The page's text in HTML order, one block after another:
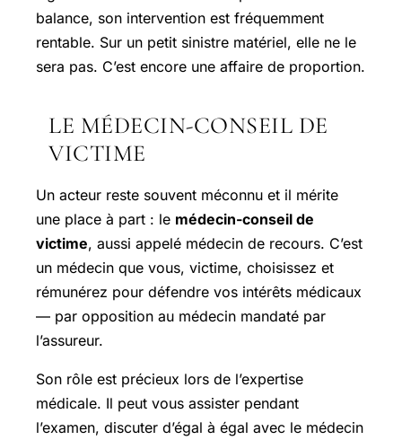
balance, son intervention est fréquemment
rentable. Sur un petit sinistre matériel, elle ne le
sera pas. C’est encore une affaire de proportion.
LE MÉDECIN-CONSEIL DE
VICTIME
Un acteur reste souvent méconnu et il mérite
une place à part : le médecin-conseil de
victime, aussi appelé médecin de recours. C’est
un médecin que vous, victime, choisissez et
rémunérez pour défendre vos intérêts médicaux
— par opposition au médecin mandaté par
l’assureur.
Son rôle est précieux lors de l’expertise
médicale. Il peut vous assister pendant
l’examen, discuter d’égal à égal avec le médecin